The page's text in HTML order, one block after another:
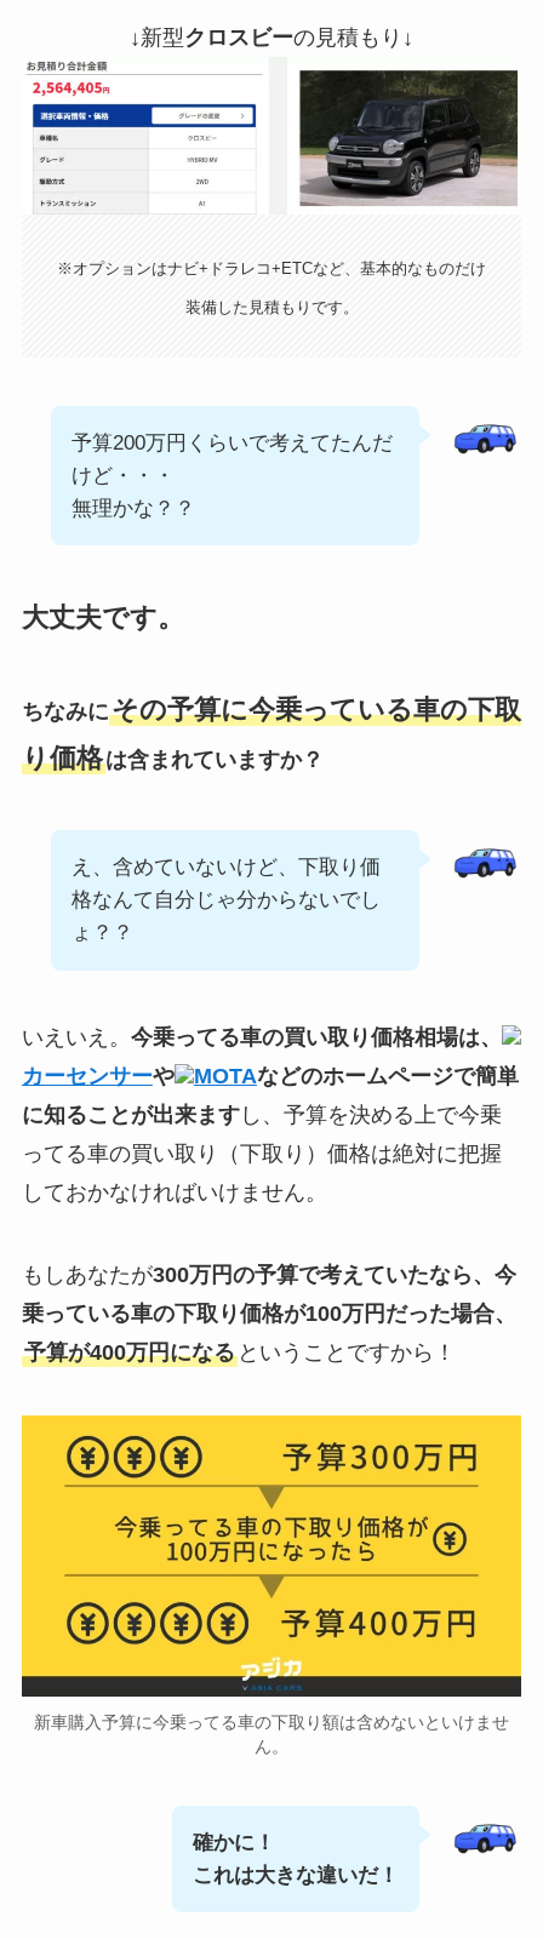
↓新型クロスビーの見積もり↓
※オプションはナビ+ドラレコ+ETCなど、基本的なものだけ
装備した見積もりです。
予算200万円くらいで考えてたんだ
けど・・・
無理かな？？
大丈夫です。
ちなみにその予算に今乗っている車の下取
り価格は含まれていますか？
え、含めていないけど、下取り価
格なんて自分じゃ分からないでし
ょ？？
いえいえ。 今乗ってる車の買い取り価格相場は、
カーセンサーや MOTAなどのホームページで簡単
に知ることが出来ますし、予算を決める上で今乗
ってる車の買い取り（下取り）価格は絶対に把握
しておかなければいけません。
もしあなたが300万円の予算で考えていたなら、今
乗っている車の下取り価格が100万円だった場合、
予算が400万円になるということですから！
新車購入予算に今乗ってる車の下取り額は含めないといけませ
ん。
確かに！
これは大きな違いだ！